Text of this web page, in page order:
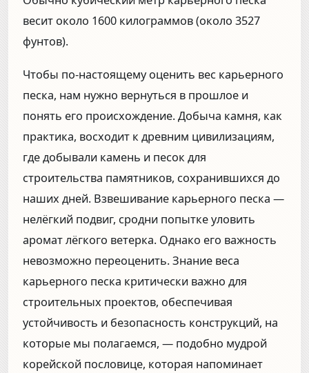
весит около 1600 килограммов (около 3527
фунтов).
Чтобы по-настоящему оценить вес карьерного
песка, нам нужно вернуться в прошлое и
понять его происхождение. Добыча камня, как
практика, восходит к древним цивилизациям,
где добывали камень и песок для
строительства памятников, сохранившихся до
наших дней. Взвешивание карьерного песка —
нелёгкий подвиг, сродни попытке уловить
аромат лёгкого ветерка. Однако его важность
невозможно переоценить. Знание веса
карьерного песка критически важно для
строительных проектов, обеспечивая
устойчивость и безопасность конструкций, на
которые мы полагаемся, — подобно мудрой
корейской пословице, которая напоминает